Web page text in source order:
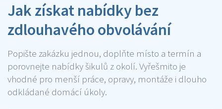
Jak získat nabídky bez
zdlouhavého obvolávání
Popište zakázku jednou, doplňte místo a termín a
porovnejte nabídky šikulů z okolí. Vyřešmito je
vhodné pro menší práce, opravy, montáže i dlouho
odkládané domácí úkoly.